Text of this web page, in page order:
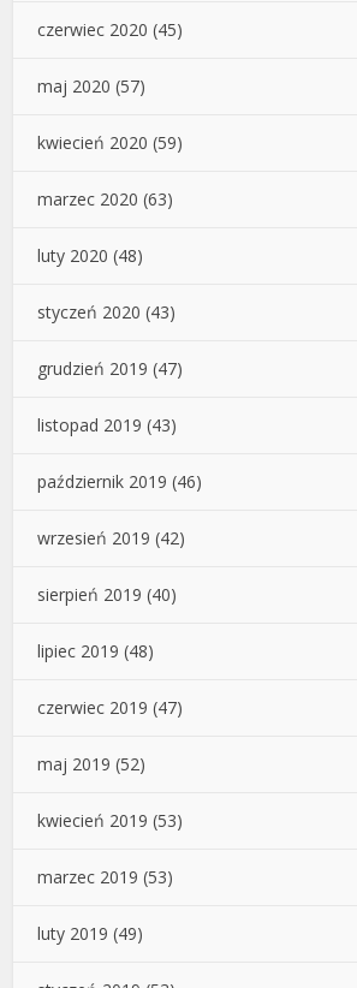
czerwiec 2020 (45)
maj 2020 (57)
kwiecień 2020 (59)
marzec 2020 (63)
luty 2020 (48)
styczeń 2020 (43)
grudzień 2019 (47)
listopad 2019 (43)
październik 2019 (46)
wrzesień 2019 (42)
sierpień 2019 (40)
lipiec 2019 (48)
czerwiec 2019 (47)
maj 2019 (52)
kwiecień 2019 (53)
marzec 2019 (53)
luty 2019 (49)